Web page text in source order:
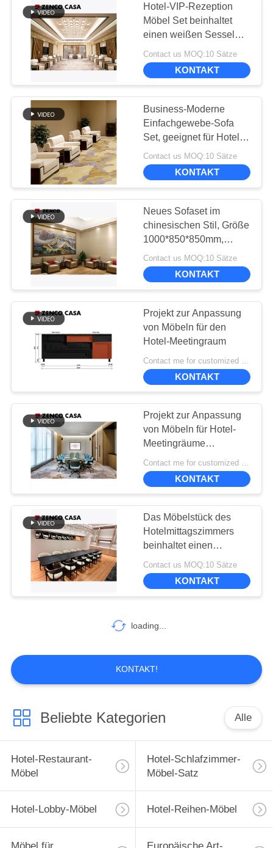
DATENSCHUTZ-
BESTIMMUNGEN
Möbel für
Geschäftsräume
9
Europäische Art-
Möbel
20
Moderne Art-Möbel
Möbel im
chinesischen Stil
21
Helle Luxusmöbel
31
Möbel für die
Konferenzräume
von Hotels
28
Hotel-VIP-Rezeption
Möbel Set beinhaltet
einen weißen Sessel
und einen soliden Holz-
Tisch
Contact us MOQ:10 Sätze
KONTAKT
Business-Moderne
Einfachgewebe-Sofa
Set, geeignet für Hotel
Konferenzraum und für
VIP-Rezeption
Contact us MOQ:10 Sätze
KONTAKT
Neues Sofaset im
chinesischen Stil, Größe
1000*850*850mm,
geeigneter Hotel-
Treffraum
Contact us MOQ:10 Sätze
KONTAKT
Projekt zur Anpassung
von Möbeln für den
Hotel-Meetingraum
KONTAKT
Projekt zur Anpassung
von Möbeln für Hotel-
Meetingräume
einschließlich
hochnehmbaren
Konferenzstühlen
Contact me for customized MOQ:10
KONTAKT
Das Möbelstück des
Hotelmittagszimmers
beinhaltet einen
Massivholztisch und
Freizeitstühle
Contact us MOQ:10 Sätze
KONTAKT
loading...
KONTAKT!
Beliebte Kategorien Alle
Hotel-Restaurant-
Möbel
Hotel-Schlafzimmer-
Möbel-Satz
Hotel-Lobby-Möbel Hotel-Reihen-Möbel